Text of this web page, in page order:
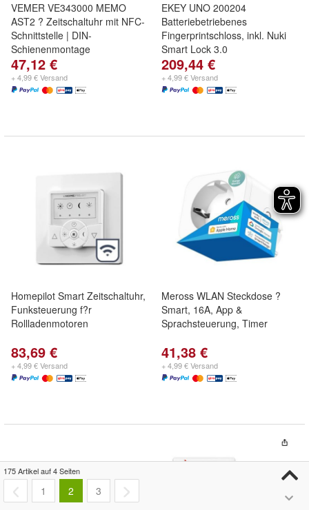
VEMER VE343000 MEMO
AST2 ? Zeitschaltuhr mit NFC-
Schnittstelle | DIN-
Schienenmontage
47,12 €
+ 4,99 € Versand
EKEY UNO 200204
Batteriebetriebenes
Fingerprintschloss, inkl. Nuki
Smart Lock 3.0
209,44 €
+ 4,99 € Versand
Homepilot Smart Zeitschaltuhr,
Funksteuerung f?r
Rollladenmotoren
83,69 €
+ 4,99 € Versand
Meross WLAN Steckdose ?
Smart, 16A, App &
Sprachsteuerung, Timer
41,38 €
+ 4,99 € Versand
175 Artikel auf 4 Seiten
1 2 3